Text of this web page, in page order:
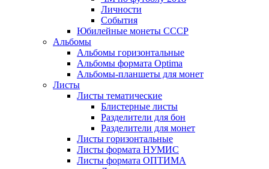
Личности
События
Юбилейные монеты СССР
Альбомы
Альбомы горизонтальные
Альбомы формата Optima
Альбомы-планшеты для монет
Листы
Листы тематические
Блистерные листы
Разделители для бон
Разделители для монет
Листы горизонтальные
Листы формата НУМИС
Листы формата ОПТИМА